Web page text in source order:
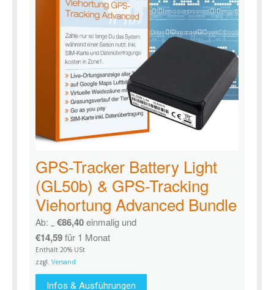
GPS-Tracker Battery Light
(GL50b) & GPS-Tracking
Viehortung Advanced Bundle
Ab: €86,40einmalig und
€14,59für 1 Monat
Enthält 20% USt
zzgl. Versand
Infos & Ausführungen